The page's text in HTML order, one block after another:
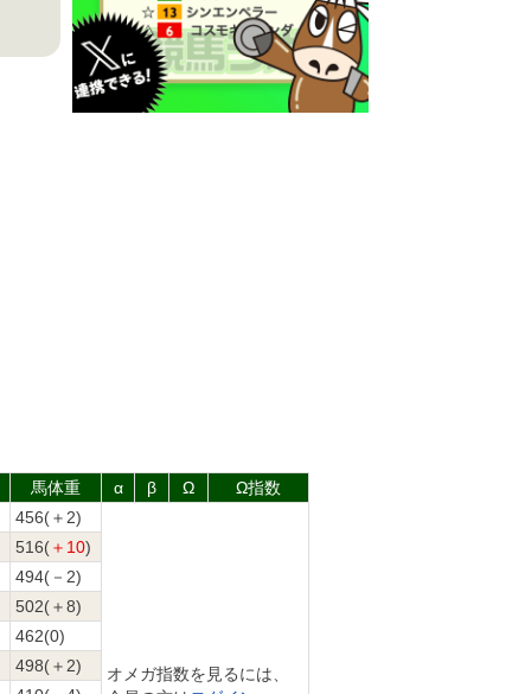
馬体重 α β Ω
Ω指数
456(＋2)
オメガ指数を見るには、
516(＋10)
494(－2)
502(＋8)
462(0)
498(＋2)